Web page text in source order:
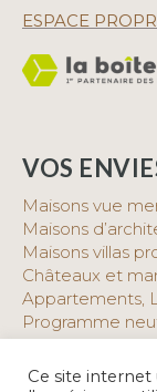
ESPACE
VOS
Maisons vue
Maisons
Maisons villas
Châteaux et
Appartements,
Programme
Belles pierres
Demeure
Ce site internet